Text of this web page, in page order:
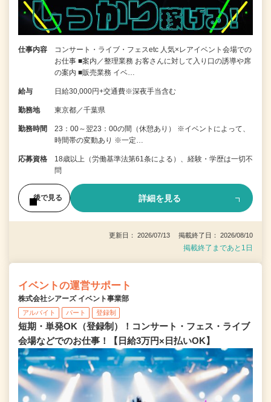
仕事内容
コンサート・ライブ・フェスetc 人気×レアイベント会場での
お仕事 ■案内／整理業務 お客さんに対して入り口の誘導や席
の案内 ■販売業務 イベ…
給与 日給30,000円+交通費※深夜手当含む
勤務地 東京都／千葉県
勤務時間
23：00～翌23：00の間（休憩あり） ※イベントによって、
時間帯の変動あり ※一定…
応募資格
18歳以上（労働基準法第61条による）、経験・学歴は一切不
問
後で見る 詳細を見る
更新日： 2026/07/13 掲載終了日： 2026/08/10
掲載終了まであと1日
イベントの運営サポート
株式会社シアーズ イベント事業部
アルバイト パート 登録制
短期・単発OK（登録制）！コンサート・フェス・ライブ
会場などでのお仕事！【日給3万円×日払いOK】